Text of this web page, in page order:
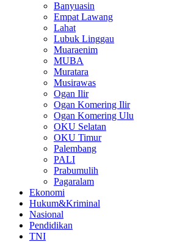
Banyuasin
Empat Lawang
Lahat
Lubuk Linggau
Muaraenim
MUBA
Muratara
Musirawas
Ogan Ilir
Ogan Komering Ilir
Ogan Komering Ulu
OKU Selatan
OKU Timur
Palembang
PALI
Prabumulih
Pagaralam
Ekonomi
Hukum&Kriminal
Nasional
Pendidikan
TNI